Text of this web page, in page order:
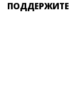
ПОДДЕРЖИТЕ